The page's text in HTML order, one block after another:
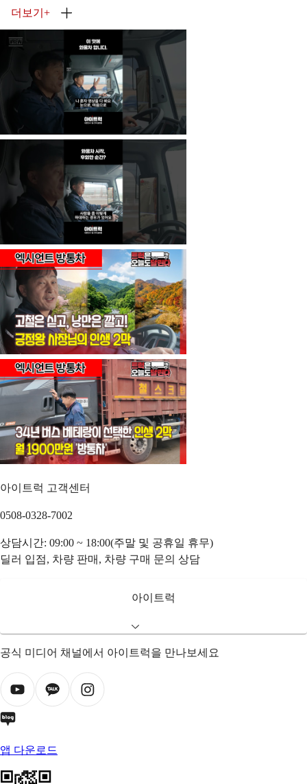
더보기 +
아이트럭 고객센터
0508-0328-7002
상담시간: 09:00 ~ 18:00(주말 및 공휴일 휴무)
딜러 입점, 차량 판매, 차량 구매 문의 상담
아이트럭
공식 미디어 채널에서 아이트럭을 만나보세요
앱 다운로드